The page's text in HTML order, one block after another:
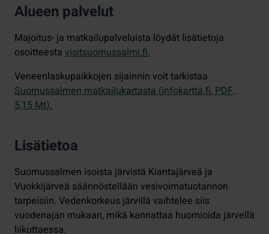
Alueen palvelut
Majoitus- ja matkailupalveluista löydät lisätietoja
osoitteesta visitsuomussalmi.fi.
Veneenlaskupaikkojen sijainnin voit tarkistaa
Suomussalmen matkailukartasta (infokartta.fi, PDF,
5,15 Mt).
Lisätietoa
Suomussalmen isoista järvistä Kiantajärveä ja
Vuokkijärveä säännöstellään vesivoimatuotannon
tarpeisiin. Vedenkorkeus järvillä vaihtelee siis
vuodenajan mukaan, mikä kannattaa huomioida järvellä
liikuttaessa.